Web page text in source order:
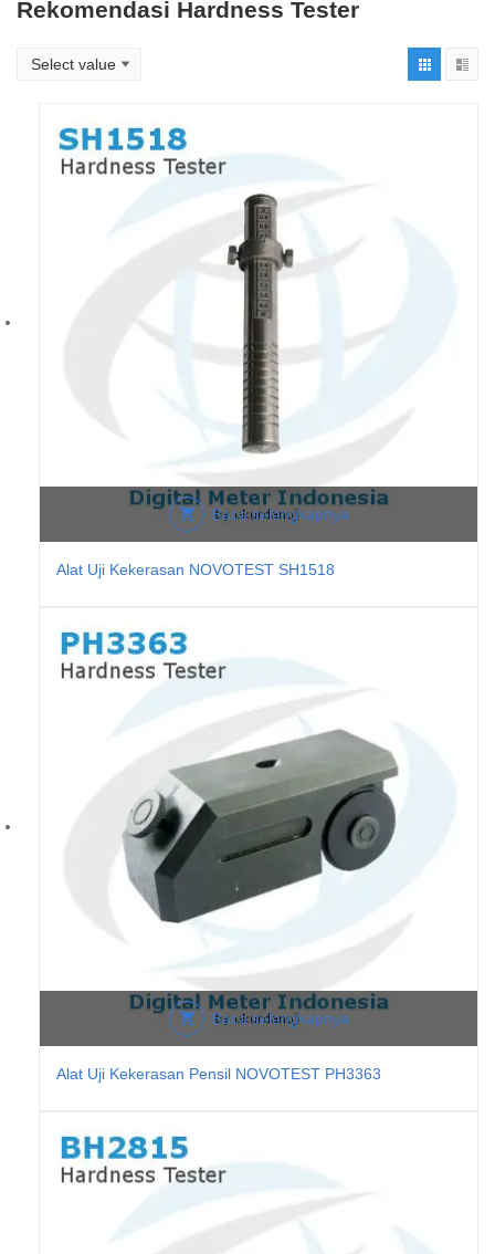
Rekomendasi Hardness Tester
Baca selengkapnya
Alat Uji Kekerasan NOVOTEST SH1518
Baca selengkapnya
Alat Uji Kekerasan Pensil NOVOTEST PH3363